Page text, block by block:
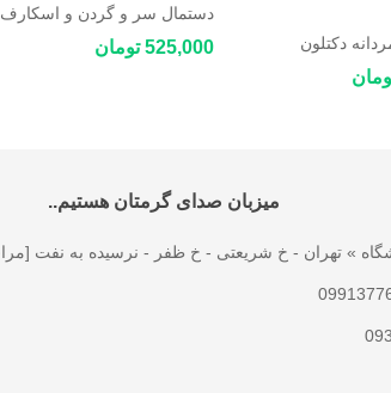
دکتلون
DECATHLON
دستمال سر و گردن و اسکارف
Star Coolmax
525,000 تومان
میزبان صدای گرمتان هستیم..
» تهران - خ شریعتی - خ ظفر - نرسیده به نفت